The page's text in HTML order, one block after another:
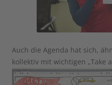
Auch die Agenda hat sich,
kollektiv mit wichtigen „Take